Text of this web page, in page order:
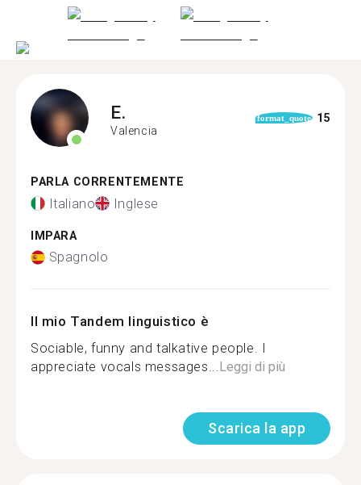
E.
Valencia
format_quote 15
PARLA CORRENTEMENTE
Italiano Inglese
IMPARA
Spagnolo
Il mio Tandem linguistico è
Sociable, funny and talkative people. I
appreciate vocals messages...Leggi di più
Scarica la app